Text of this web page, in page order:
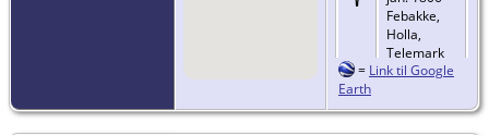
Febakke,
Holla,
Telemark
= Link til Google
Earth